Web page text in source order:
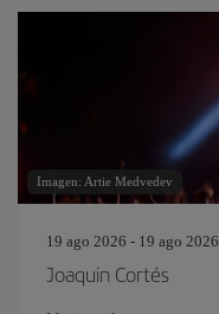
Imagen: Artie Medvedev
19 ago 2026 - 19 ago 2026
Joaquin Cortés